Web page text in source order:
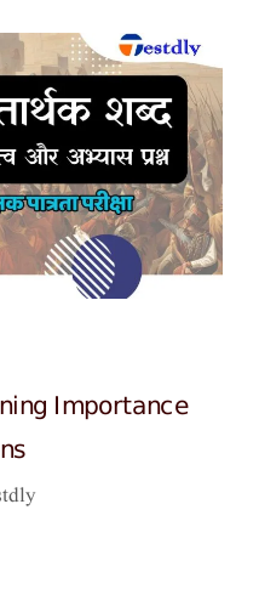
Importance